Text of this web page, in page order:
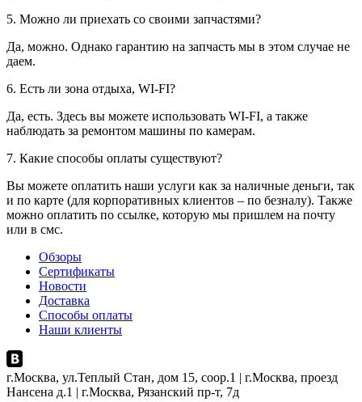
5. Можно ли приехать со своими запчастями?
Да, можно. Однако гарантию на запчасть мы в этом случае не
даем.
6. Есть ли зона отдыха, WI-FI?
Да, есть. Здесь вы можете использовать WI-FI, а также
наблюдать за ремонтом машины по камерам.
7. Какие способы оплаты существуют?
Вы можете оплатить наши услуги как за наличные деньги, так
и по карте (для корпоративных клиентов – по безналу). Также
можно оплатить по ссылке, которую мы пришлем на почту
или в смс.
Обзоры
Сертификаты
Новости
Доставка
Способы оплаты
Наши клиенты
г.Москва, ул.Теплый Стан, дом 15, соор.1 | г.Москва, проезд
Нансена д.1 | г.Москва, Рязанский пр-т, 7д